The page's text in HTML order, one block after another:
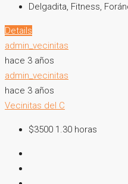
Delgadita, Fitness,
Details
admin_vecinitas
hace 3 años
admin_vecinitas
hace 3 años
Vecinitas del C
$3500 1.30 horas